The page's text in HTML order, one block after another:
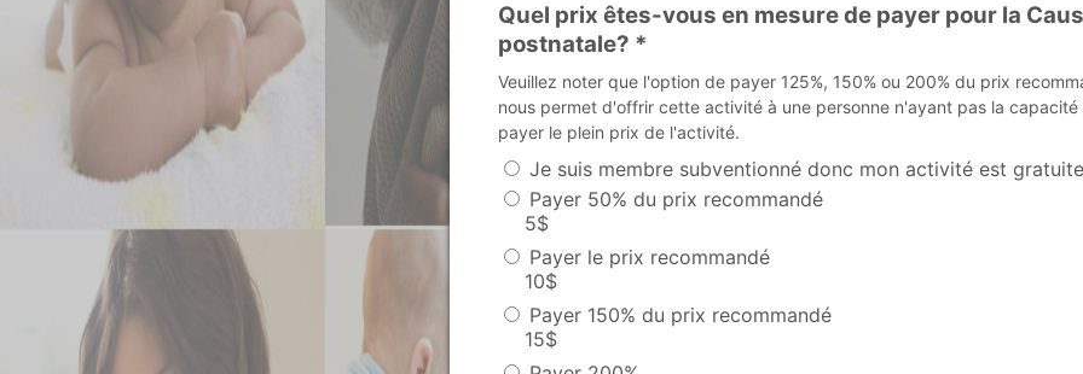
Quel prix êtes-vous en mesure de payer pour la
postnatale? *
Veuillez noter que l'option de payer 125%, 150% ou 200% du prix
nous permet d'offrir cette activité à une personne n'ayant pas la capacité
payer le plein prix de l'activité.
Je suis membre subventionné donc mon activité est gratuite
Payer 50% du prix recommandé
5$
Payer le prix recommandé
10$
Payer 150% du prix recommandé
15$